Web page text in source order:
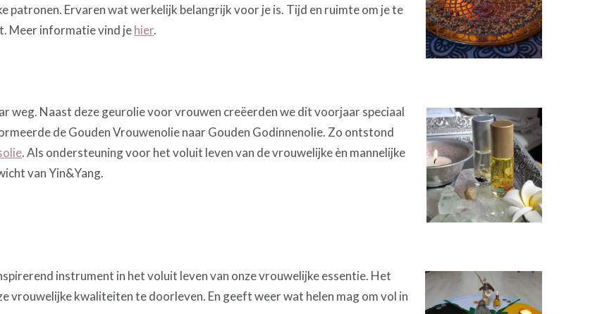
patronen. Ervaren wat werkelijk belangrijk voor je is. Tijd en ruimte om je te
Meer informatie vind jehier.
weg. Naast deze geurolie voor vrouwen creëerden we dit voorjaar speciaal
de Gouden Vrouwenolie naar Gouden Godinnenolie. Zo ontstond
. Als ondersteuning voor het voluit leven van de vrouwelijke èn mannelijke
van Yin&Yang.
instrument in het voluit leven van onze vrouwelijke essentie. Het
vrouwelijke kwaliteiten te doorleven. En geeft weer wat helen mag om vol in